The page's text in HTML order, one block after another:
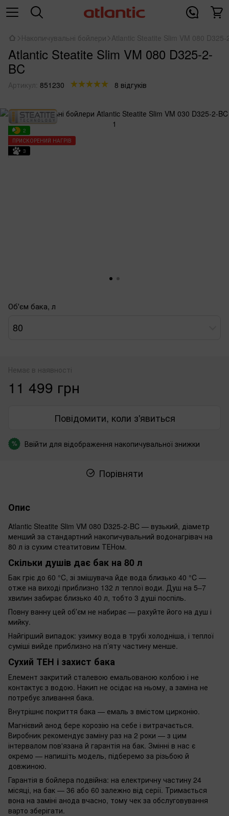
Накопичувальні бойлери Atlantic Steatitе Slim VM 080 D325-
Atlantic Steatitе Slim VM 080 D325-2-
BC
Артикул: 851230 8 відгуків
2
ПРИСКОРЕНИЙ НАГРІВ
3
Об'єм бака, л
80
Немає в наявності
11 499 грн
Повідомити, коли з'явиться
% Ввійти для відображення накопичувальної знижки
Порівняти
Опис
Atlantic Steatitе Slim VM 080 D325-2-BC — вузький, діаметр
менший за стандартний накопичувальний водонагрівач на
80 л із сухим стеатитовим ТЕНом.
Скільки душів дає бак на 80 л
Бак гріє до 60 °C, зі змішувача йде вода близько 40 °C —
отже на виході приблизно 132 л теплої води. Душ на 5–7
хвилин забирає близько 40 л, тобто 3 душі поспіль.
Повну ванну цей обʼєм не набирає — рахуйте його на душ і
мийку.
Найгірший випадок: узимку вода в трубі холодніша, і теплої
суміші вийде приблизно на п’яту частину менше.
Сухий ТЕН і захист бака
Елемент закритий сталевою емальованою колбою і не
контактує з водою. Накип не осідає на ньому, а заміна не
потребує зливання бака.
Внутрішнє покриття бака — емаль з вмістом цирконію.
Магнієвий анод бере корозію на себе і витрачається.
Виробник рекомендує заміну раз на 2 роки — з цим
інтервалом пов'язана й гарантія на бак. Змінні в нас є
окремо — напишіть модель, підберемо за різьбою й
довжиною.
Гарантія в бойлера подвійна: на електричну частину 24
місяці, на бак — 36 або 60 залежно від серії. Тримається
вона на заміні анода вчасно, тому чек за обслуговування
варто зберігати.